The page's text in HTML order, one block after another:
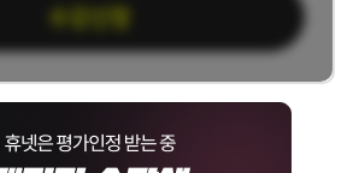
수강신청